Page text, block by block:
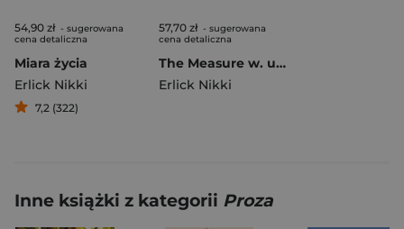
54,90 zł - sugerowana
cena detaliczna
Miara życia
Erlick Nikki
7,2 (322)
57,70 zł - sugerowana
cena detaliczna
The Measure w. ukraińska
Erlick Nikki
Inne książki z kategorii Proza